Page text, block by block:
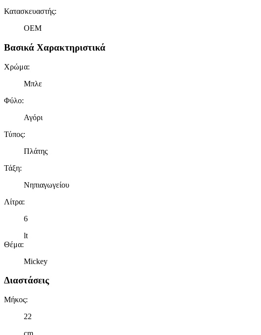
Κατασκευαστής:
OEM
Βασικά Χαρακτηριστικά
Χρώμα:
Μπλε
Φύλο:
Αγόρι
Τύπος:
Πλάτης
Τάξη:
Νηπιαγωγείου
Λίτρα:
6
lt
Θέμα:
Mickey
Διαστάσεις
Μήκος:
22
cm